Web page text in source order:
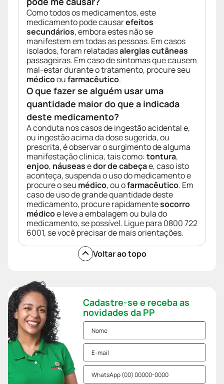
Como todos os medicamentos, este
medicamento pode causarefeitos
secundários, embora estes não se
manifestem em todas as pessoas. Em casos
isolados, foram relatadasalergias cutâneas
passageiras. Em caso de sintomas que causem
mal-estar durante o tratamento, procure seu
médicooufarmacêutico.
O que fazer se alguém usar uma
quantidade maior do que a indicada
deste medicamento?
A conduta nos casos de ingestão acidental e,
ou ingestão acima da dose sugerida, ou
prescrita, é observar o surgimento de alguma
manifestação clínica, tais como:tontura,
enjoo, náuseasedor de cabeçae, caso isto
aconteça, suspenda o uso do medicamento e
procure o seu médico, ou ofarmacêutico. Em
caso de uso de grande quantidade deste
medicamento, procure rapidamentesocorro
médicoe leve a embalagem ou bula do
medicamento, se possível. Ligue para 0800 722
6001, se você precisar de mais orientações.
Voltar ao topo
Cadastre-se e receba as
novidades da PP